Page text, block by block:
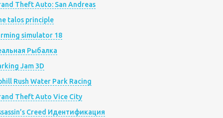
Theft Auto: San Andreas
talos principle
simulator 18
Рыбалка
Jam 3D
Rush Water Park Racing
Theft Auto Vice City
Creed Идентификация